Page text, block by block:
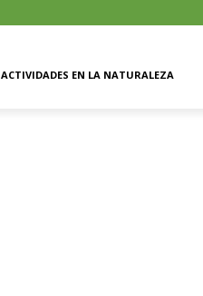
ACTIVIDADES EN LA NATURALEZA